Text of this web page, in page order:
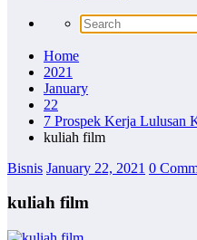
Home
2021
January
22
7 Prospek Kerja Lulusan
kuliah film
Bisnis January 22, 2021 0
kuliah film